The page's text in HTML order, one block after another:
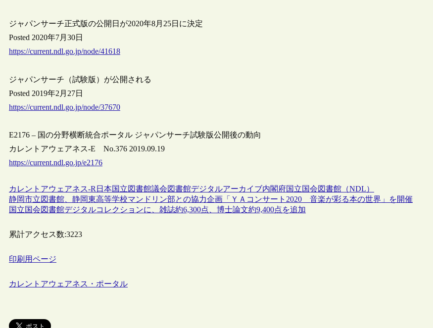
ジャパンサーチ正式版の公開日が2020年8月25日に決定
Posted 2020年7月30日
https://current.ndl.go.jp/node/41618
ジャパンサーチ（試験版）が公開される
Posted 2019年2月27日
https://current.ndl.go.jp/node/37670
E2176 – 国の分野横断統合ポータル ジャパンサーチ試験版公開後の動向
カレントアウェアネス-E No.376 2019.09.19
https://current.ndl.go.jp/e2176
カレントアウェアネス-R 日本国立図書館議会図書館デジタルアーカイブ内閣府国立国会図書館（NDL）
静岡市立図書館、静岡東高等学校マンドリン部との協力企画「ＹＡコンサート2020 音楽が彩る本の世界」を開催
国立国会図書館デジタルコレクションに、雑誌約6,300点、博士論文約9,400点を追加
累計アクセス数:3223
印刷用ページ
カレントアウェアネス・ポータル